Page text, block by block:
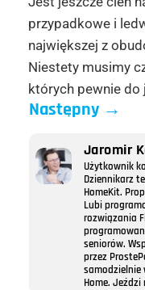
przypadkowe i
największej z
Niestety musimy
których pewnie do
Następny→
Jaromir
Użytkownik
Dziennikarz
HomeKit.
Lubi
rozwiązania
seniorów.
przez
samodzielnie
Home. Jeździ